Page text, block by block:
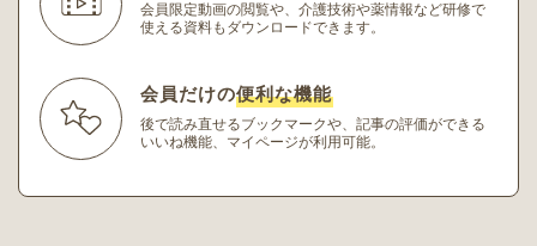
会員限定動画の閲覧や、介護技術や薬情報など研修で
使える資料もダウンロードできます。
会員だけの便利な機能
後で読み直せるブックマークや、記事の評価ができる
いいね機能、マイページが利用可能。